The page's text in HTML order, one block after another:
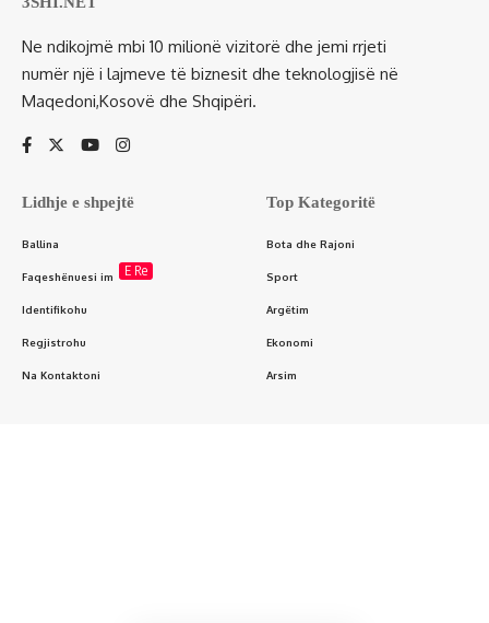
Ne ndikojmë mbi 10 milionë vizitorë dhe jemi rrjeti
numër një i lajmeve të biznesit dhe teknologjisë në
Maqedoni,Kosovë dhe Shqipëri.
Lidhje e shpejtë
Ballina
Faqeshënuesi im E Re
Identifikohu
Regjistrohu
Na Kontaktoni
Top Kategoritë
Bota dhe Rajoni
Sport
Argëtim
Ekonomi
Arsim